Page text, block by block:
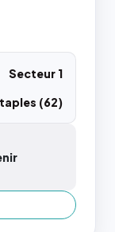
Secteur 1
(62)